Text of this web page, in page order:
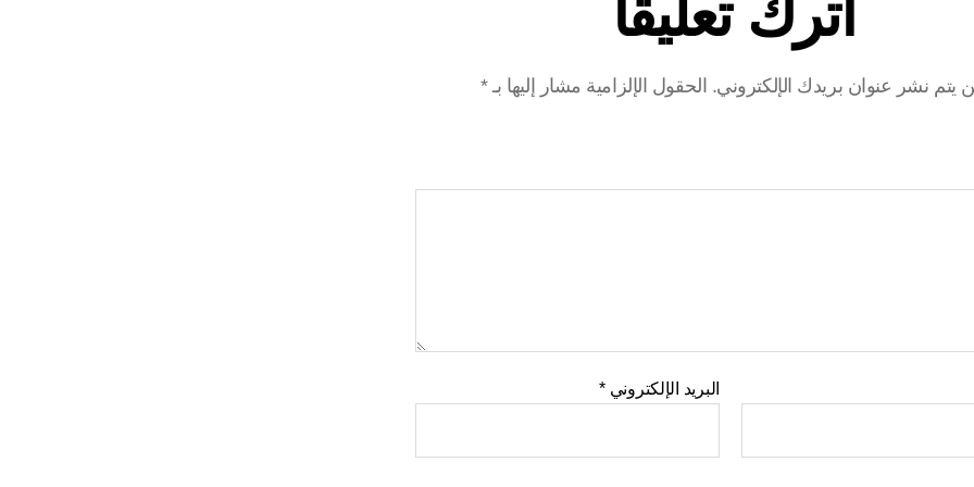
اترك تعليقاً
يتم نشر عنوان بريدك الإلكتروني. الحقول الإلزامية مشار إليها بـ*
البريد الإلكتروني*